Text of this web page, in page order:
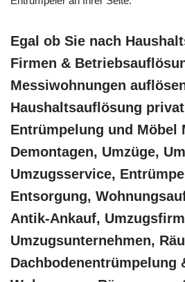
Egal ob Sie nach
Firmen &
Messiwohnungen
Haushaltsauflösung
Entrümpelung und Möbel
Demontagen, Umzüge,
Umzugsservice,
Entsorgung,
Antik-Ankauf,
Umzugsunternehmen,
Dachbodenentrümpelung